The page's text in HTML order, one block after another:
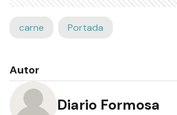
carne Portada
Autor
Diario Formosa